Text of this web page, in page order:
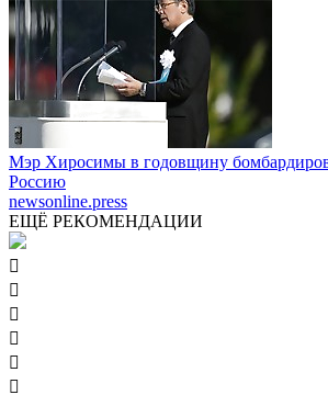
Мэр Хиросимы в годовщину
Россию
newsonline.press
ЕЩЁ РЕКОМЕНДАЦИИ





